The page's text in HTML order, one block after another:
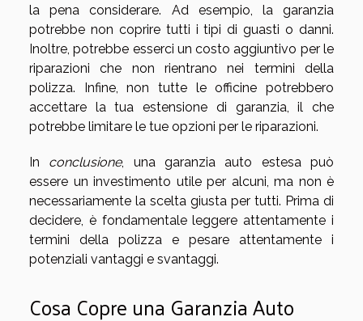
la pena considerare. Ad esempio, la garanzia
potrebbe non coprire tutti i tipi di guasti o danni.
Inoltre, potrebbe esserci un costo aggiuntivo per le
riparazioni che non rientrano nei termini della
polizza. Infine, non tutte le officine potrebbero
accettare la tua estensione di garanzia, il che
potrebbe limitare le tue opzioni per le riparazioni.
In conclusione, una garanzia auto estesa può
essere un investimento utile per alcuni, ma non è
necessariamente la scelta giusta per tutti. Prima di
decidere, è fondamentale leggere attentamente i
termini della polizza e pesare attentamente i
potenziali vantaggi e svantaggi.
Cosa Copre una Garanzia Auto